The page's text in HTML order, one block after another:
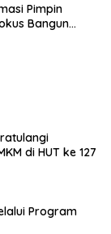
Pimpin
Bangun
di HUT ke 127
Program